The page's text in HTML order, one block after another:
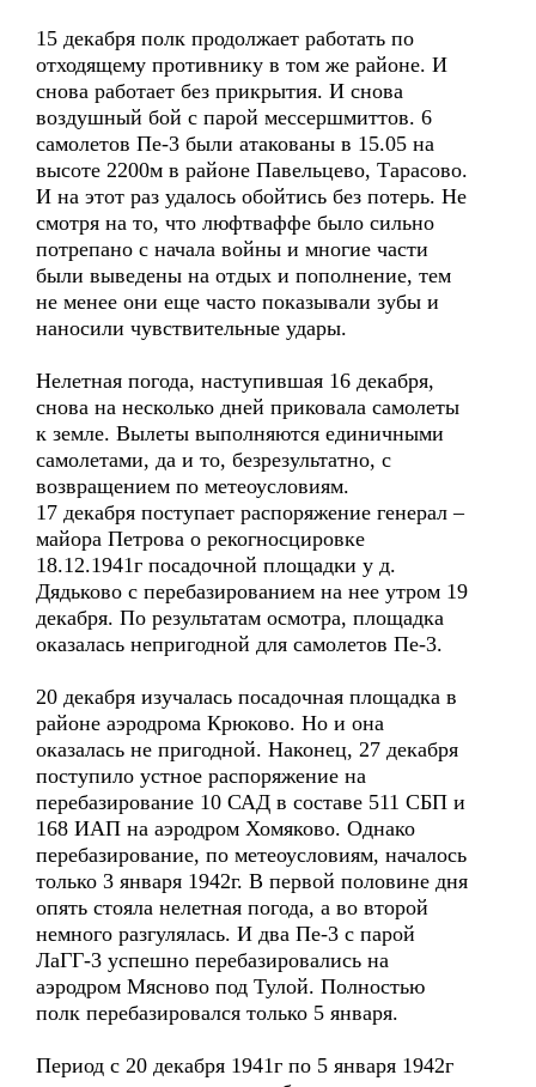
15 декабря полк продолжает работать по
отходящему противнику в том же районе. И
снова работает без прикрытия. И снова
воздушный бой с парой мессершмиттов. 6
самолетов Пе-3 были атакованы в 15.05 на
высоте 2200м в районе Павельцево, Тарасово.
И на этот раз удалось обойтись без потерь. Не
смотря на то, что люфтваффе было сильно
потрепано с начала войны и многие части
были выведены на отдых и пополнение, тем
не менее они еще часто показывали зубы и
наносили чувствительные удары.
Нелетная погода, наступившая 16 декабря,
снова на несколько дней приковала самолеты
к земле. Вылеты выполняются единичными
самолетами, да и то, безрезультатно, с
возвращением по метеоусловиям.
17 декабря поступает распоряжение генерал –
майора Петрова о рекогносцировке
18.12.1941г посадочной площадки у д.
Дядьково с перебазированием на нее утром 19
декабря. По результатам осмотра, площадка
оказалась непригодной для самолетов Пе-3.
20 декабря изучалась посадочная площадка в
районе аэродрома Крюково. Но и она
оказалась не пригодной. Наконец, 27 декабря
поступило устное распоряжение на
перебазирование 10 САД в составе 511 СБП и
168 ИАП на аэродром Хомяково. Однако
перебазирование, по метеоусловиям, началось
только 3 января 1942г. В первой половине дня
опять стояла нелетная погода, а во второй
немного разгулялась. И два Пе-3 с парой
ЛаГГ-3 успешно перебазировались на
аэродром Мясново под Тулой. Полностью
полк перебазировался только 5 января.
Период с 20 декабря 1941г по 5 января 1942г